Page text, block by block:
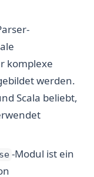
komplexe
werden.
Scala beliebt,
-Modul ist ein